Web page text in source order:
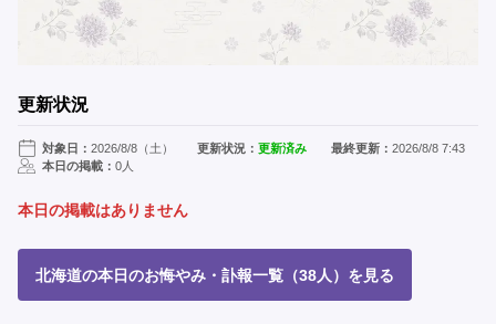
更新状況
対象日： 2026/8/8（土） 更新状況：更新済み 最終更新： 2026/8/8 7:43
本日の掲載： 0人
本日の掲載はありません
北海道の本日のお悔やみ・訃報一覧（38人）を見る